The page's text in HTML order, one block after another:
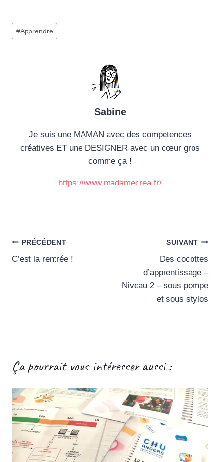
r
e
Étiquettes
de
#Apprendre
Sabine
Je suis une MAMAN avec des compétences
créatives ET une DESIGNER avec un cœur gros
comme ça !
https://www.madamecrea.fr/
Navigation
de
PRÉCÉDENT
C’est la rentrée !
SUIVANT
Des cocottes
d’apprentissage –
Niveau 2 – sous pompe
et sous stylos
Ça pourrait vous intéresser aussi :